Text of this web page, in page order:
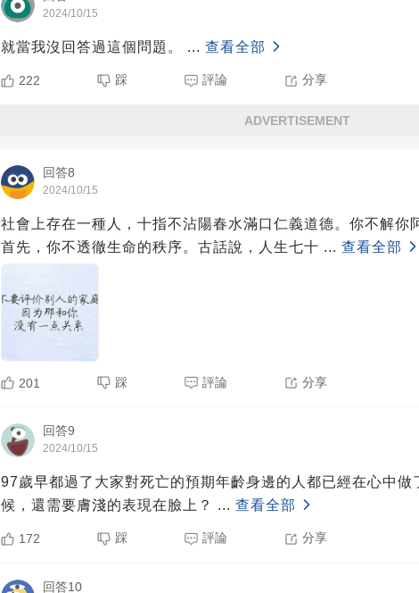
2024/10/15
就當我沒回答過這個問題。 ... 查看全部
222 踩 評論 分享
ADVERTISEMENT
回答8
2024/10/15
社會上存在一種人，十指不沾陽春水滿口仁義道德。你不解你
首先，你不透徹生命的秩序。古話說，人生七十 ... 查看全部
201 踩 評論 分享
回答9
2024/10/15
97歲早都過了大家對死亡的預期年齡身邊的人都已經在心中做
候，還需要膚淺的表現在臉上？ ... 查看全部
172 踩 評論 分享
回答10